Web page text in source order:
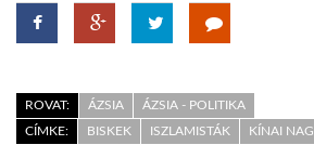
ROVAT: ÁZSIA
ÁZSIA - POLITIKA
CÍMKE:
BISKEK ISZLAMISTÁK
KÍNAI